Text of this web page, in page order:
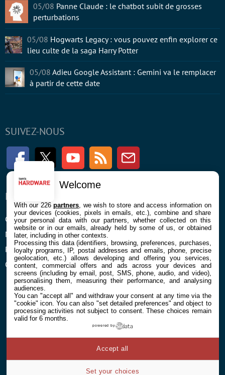
SUIVEZ-NOUS
FacebookTwitter Youtube RSS Newsletter
ENTREPRISE
Confidentialité et Cookies
Mentions légales et CGU
Préférences Cookies
Qui sommes nous
Contact
© 2026 Galaxie Media Tous droits réservés
05/08 Panne Claude : le chatbot subit de grosses
perturbations
05/08 Hogwarts Legacy : vous pouvez enfin explorer ce
lieu culte de la saga Harry Potter
05/08 Adieu Google Assistant : Gemini va le remplacer
à partir de cette date
Welcome
With our 226partners , we wish to store and access information on
your devices (cookies, pixels in emails, etc.), combine and share
your personal data with our partners, whether collected on this
website or in our emails, already held by some of us, or obtained
later, including in other contexts.
Processing this data (identifiers, browsing, preferences, purchases,
loyalty programs, IP, postal addresses and emails, phone, precise
geolocation, etc.) allows developing and offering you services,
content, commercial offers and ads across your devices and
screens (including by email, post, SMS, phone, audio, and video),
personalising them, measuring their performance, and analysing
audiences.
You can "accept all" and withdraw your consent at any time via the
"cookie" icon. You can also "set detailed preferences" and object to
processing activities not subject to consent. These choices remain
valid for 6 months.
powered by
Set your choices
Accept all